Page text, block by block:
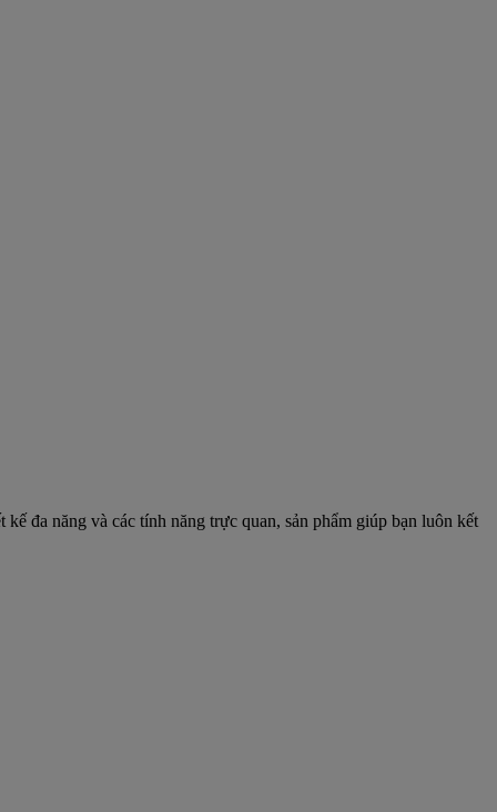
đa năng và các tính năng trực quan, sản phẩm giúp bạn luôn kết